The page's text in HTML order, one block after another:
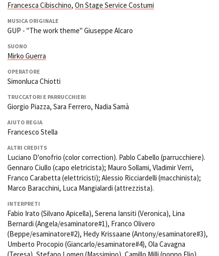
CASTING
Amministrazione trasparente
Bandi e gare
Contatti
Cookie policy
Credits
Francesca Cibischino, On Stage Service Costumi
MUSICA ORIGINALE
GUP - "The work theme" Giuseppe Alcaro
SUONO
Mirko Guerra
OPERATORE
Simonluca Chiotti
TRUCCATORI E PARRUCCHIERI
Giorgio Piazza, Sara Ferrero, Nadia Samà
AIUTO REGIA
Francesco Stella
ALTRI CREDITS
Luciano D'onofrio (color correction). Pablo Cabello (parrucchiere).
Gennaro Ciullo (capo eletricista); Mauro Sollami, Vladimir Verri,
Franco Carabetta (elettricisti); Alessio Ricciardelli (macchinista);
Marco Baracchini, Luca Mangialardi (attrezzista).
INTERPRETI
Fabio Irato (Silvano Apicella), Serena Iansiti (Veronica), Lina
Bernardi (Angela/esaminatore#1), Franco Olivero
(Beppe/esaminatore#2), Hedy Krissaane (Antony/esaminatore#3),
Umberto Procopio (Giancarlo/esaminatore#4), Ola Cavagna